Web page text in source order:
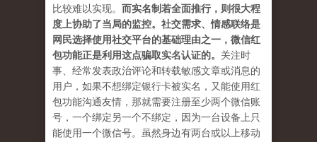
比较难以实现。 而实名制若全面推行，则很大程
度上协助了当局的监控。社交需求、情感联络是
网民选择使用社交平台的基础理由之一，微信红
包功能正是利用这点骗取实名认证的。 关注时
事、经常发表政治评论和转载敏感文章或消息的
用户，如果不想绑定银行卡被实名，又能使用红
包功能沟通友情，那就需要注册至少两个微信账
号，一个绑定另一个不绑定，因为一台设备上只
能使用一个微信号。虽然身边有两台或以上移动